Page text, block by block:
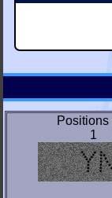
Positions
1